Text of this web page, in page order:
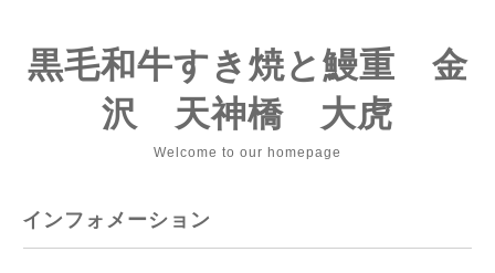
黒毛和牛すき焼と鰻重 金
沢 天神橋 大虎
Welcome to our homepage
インフォメーション